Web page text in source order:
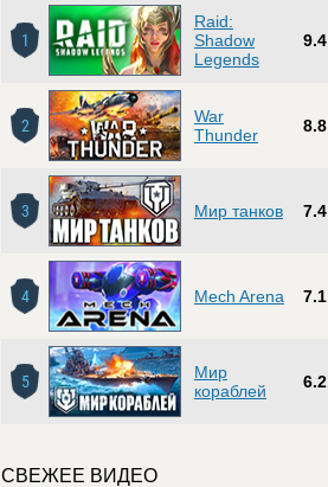
1
Raid:
Shadow
Legends
9.4
2
War
Thunder
8.8
3 Мир танков 7.4
4 Mech Arena 7.1
5
Мир
кораблей
6.2
СВЕЖЕЕ ВИДЕО